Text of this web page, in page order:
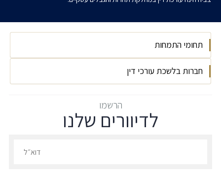
תחומי התמחות
דיני תחרות והגבלים עסקיים
חברות בלשכת עורכי דין
הרשמו
לדיוורים שלנו